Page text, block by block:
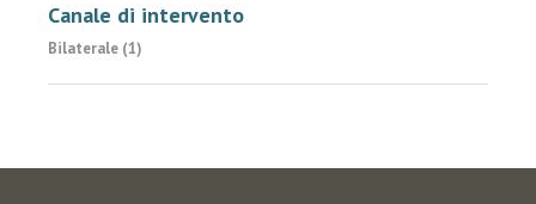
Canale di intervento
Bilaterale (1)